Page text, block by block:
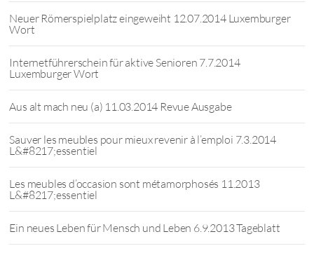
Neuer Römerspielplatz eingeweiht 12.07.2014 Luxemburger
Wort
Internetführerschein für aktive Senioren 7.7.2014
Luxemburger Wort
Aus alt mach neu (a) 11.03.2014 Revue Ausgabe
Sauver les meubles pour mieux revenir à l’emploi 7.3.2014
L&#8217;essentiel
Les meubles d’occasion sont métamorphosés 11.2013
L&#8217;essentiel
Ein neues Leben für Mensch und Leben 6.9.2013 Tageblatt